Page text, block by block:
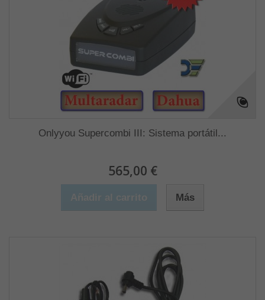
Onlyyou Supercombi III: Sistema portátil...
565,00 €
Más